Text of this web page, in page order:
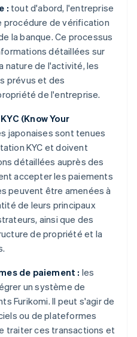
: tout d'abord, l'entreprise
procédure de vérification
la banque. Ce processus
détaillées sur
nature de l'activité, les
prévus et des
de l'entreprise.
(Know Your
japonaises sont tenues
KYC et doivent
détaillées auprès des
accepter les paiements
peuvent être amenées à
de leurs principaux
ainsi que des
de propriété et la
de paiement : les
un système de
Furikomi. Il peut s'agir de
ou de plateformes
traiter ces transactions et